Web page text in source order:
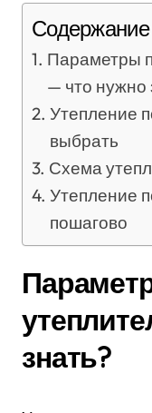
Содержание
Параметры
— что нужно
Утепление
выбрать
Схема
Утепление
пошагово
знать?